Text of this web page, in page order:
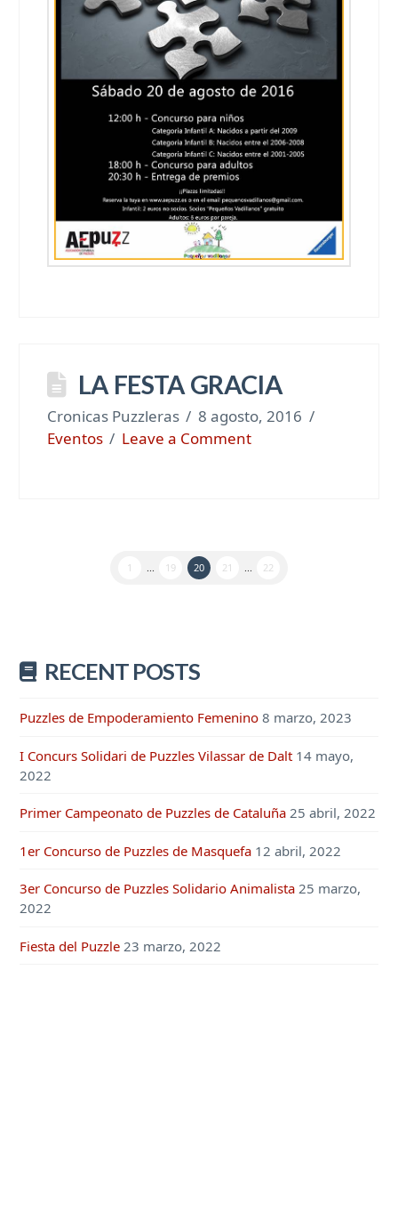
LA FESTA GRACIA
Cronicas Puzzleras
8 agosto, 2016
Eventos
Leave a Comment
1 ... 19 20 21 ... 22
RECENT POSTS
Puzzles de Empoderamiento Femenino 8 marzo, 2023
I Concurs Solidari de Puzzles Vilassar de Dalt 14 mayo,
2022
Primer Campeonato de Puzzles de Cataluña 25 abril, 2022
1er Concurso de Puzzles de Masquefa 12 abril, 2022
3er Concurso de Puzzles Solidario Animalista 25 marzo,
2022
Fiesta del Puzzle 23 marzo, 2022